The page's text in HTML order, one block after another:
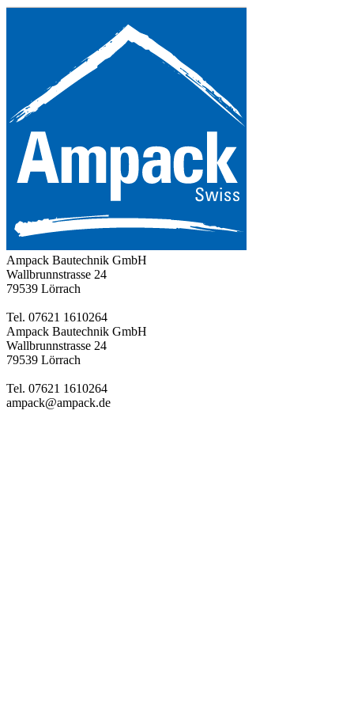
Ampack Bautechnik GmbH
Wallbrunnstrasse 24
79539 Lörrach
Tel. 07621 1610264
Ampack Bautechnik GmbH
Wallbrunnstrasse 24
79539 Lörrach
Tel. 07621 1610264
ampack@ampack.de